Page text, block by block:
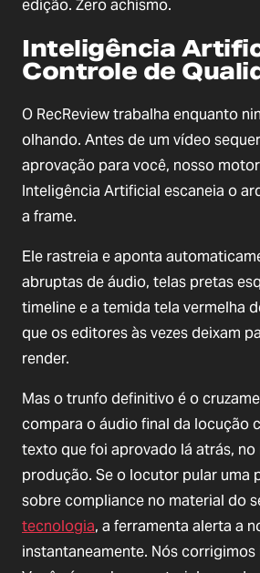
edição. Zero achismo.
Inteligência
Controle de
O RecReview trabalha enquanto
olhando. Antes de um vídeo
aprovação para você, nosso
Inteligência Artificial escaneia o
a frame.
Ele rastreia e aponta
abruptas de áudio, telas pretas
timeline e a temida tela vermelha
que os editores às vezes deixam
render.
Mas o trunfo definitivo é o
compara o áudio final da locução
texto que foi aprovado lá atrás,
produção. Se o locutor pular uma
sobre compliance no material do
tecnologia, a ferramenta alerta a
instantaneamente. Nós corrigimos